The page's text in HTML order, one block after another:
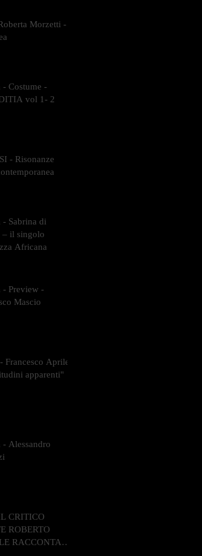
Morzetti -
- Costume -
vol 1- 2
- Risonanze
- Sabrina di
– il singolo
Africana
- Preview -
Mascio
Francesco Aprile -
apparenti"
- Alessandro
ROBERTO
RACCONTA